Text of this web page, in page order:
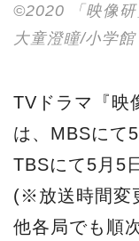
©2020 「映像
大童澄瞳/小学館
TVドラマ『映
は、MBSにて
TBSにて5月5
(※放送時間変
他各局でも順